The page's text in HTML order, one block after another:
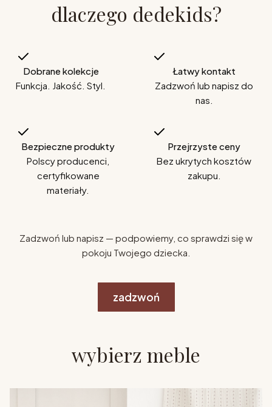
dlaczego dedekids?
Dobrane kolekcje
Funkcja. Jakość. Styl.
Łatwy kontakt
Zadzwoń lub napisz do
nas.
Bezpieczne produkty
Polscy producenci,
certyfikowane
materiały.
Przejrzyste ceny
Bez ukrytych kosztów
zakupu.
Zadzwoń lub napisz — podpowiemy, co sprawdzi się w
pokoju Twojego dziecka.
zadzwoń
wybierz meble